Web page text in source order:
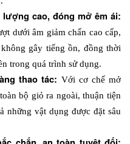
dưới âm giảm chấn cao cấp,
gây tiếng ồn, đồng thời
trong quá trình sử dụng.
thao tác: Với cơ chế mở
bộ giỏ ra ngoài, thuận tiện
những vật dụng được đặt sâu